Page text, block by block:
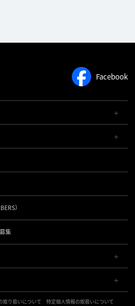
Facebook
）
テム
）
集
取り扱いについて 特定個人情報の取扱いについて